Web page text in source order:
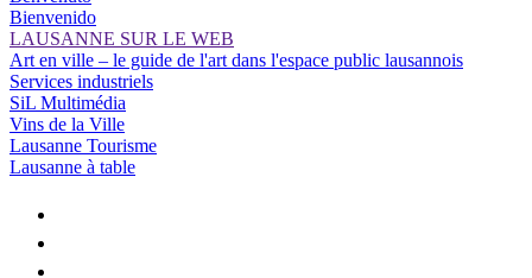
Bienvenido
LAUSANNE SUR LE WEB
Art en ville – le guide de l'art dans l'espace public lausannois
Services industriels
SiL Multimédia
Vins de la Ville
Lausanne Tourisme
Lausanne à table